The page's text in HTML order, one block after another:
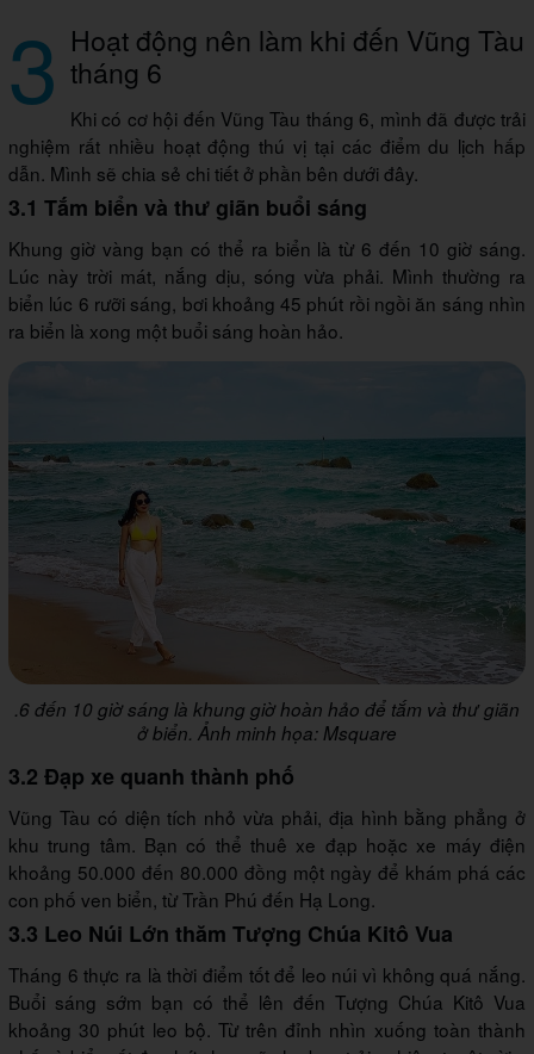
3 Hoạt động nên làm khi đến Vũng Tàu
tháng 6
Khi có cơ hội đến Vũng Tàu tháng 6, mình đã được trải
nghiệm rất nhiều hoạt động thú vị tại các điểm du lịch hấp
dẫn. Mình sẽ chia sẻ chi tiết ở phần bên dưới đây.
3.1 Tắm biển và thư giãn buổi sáng
Khung giờ vàng bạn có thể ra biển là từ 6 đến 10 giờ sáng.
Lúc này trời mát, nắng dịu, sóng vừa phải. Mình thường ra
biển lúc 6 rưỡi sáng, bơi khoảng 45 phút rồi ngồi ăn sáng nhìn
ra biển là xong một buổi sáng hoàn hảo.
.6 đến 10 giờ sáng là khung giờ hoàn hảo để tắm và thư giãn
ở biển. Ảnh minh họa: Msquare
3.2 Đạp xe quanh thành phố
Vũng Tàu có diện tích nhỏ vừa phải, địa hình bằng phẳng ở
khu trung tâm. Bạn có thể thuê xe đạp hoặc xe máy điện
khoảng 50.000 đến 80.000 đồng một ngày để khám phá các
con phố ven biển, từ Trần Phú đến Hạ Long.
3.3 Leo Núi Lớn thăm Tượng Chúa Kitô Vua
Tháng 6 thực ra là thời điểm tốt để leo núi vì không quá nắng.
Buổi sáng sớm bạn có thể lên đến Tượng Chúa Kitô Vua
khoảng 30 phút leo bộ. Từ trên đỉnh nhìn xuống toàn thành